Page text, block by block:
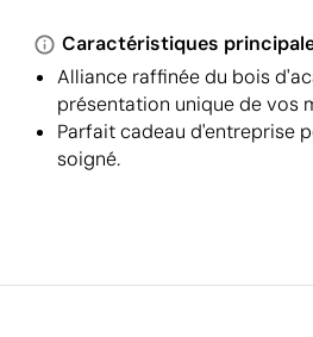
Caractéristiques
Alliance raffinée du bois
présentation unique de vos
Parfait cadeau d'entreprise
soigné.